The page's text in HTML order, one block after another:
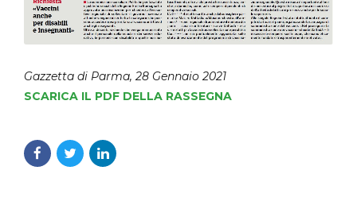
Gazzetta di Parma, 28 Gennaio 2021
SCARICA IL PDF DELLA RASSEGNA